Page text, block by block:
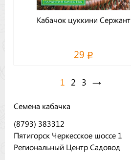
Кабачок цуккини Сержант
29
1 2 3 →
Семена кабачка
(8793) 383312
Пятигорск Черкесское шоссе 1
Региональный Центр Садовод